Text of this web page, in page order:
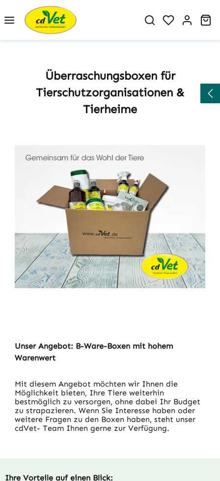
Zum Hauptinhalt springen
Du hast 0
Überraschungsboxen für
Tierschutzorganisationen &
Tierheime
Unser Angebot: B-Ware-Boxen mit hohem
Warenwert
Mit diesem Angebot möchten wir Ihnen die
Möglichkeit bieten, Ihre Tiere weiterhin
bestmöglich zu versorgen, ohne dabei Ihr Budget
zu strapazieren. Wenn Sie Interesse haben oder
weitere Fragen zu den Boxen haben, steht unser
cdVet- Team Ihnen gerne zur Verfügung.
Ihre Vorteile auf einen Blick: